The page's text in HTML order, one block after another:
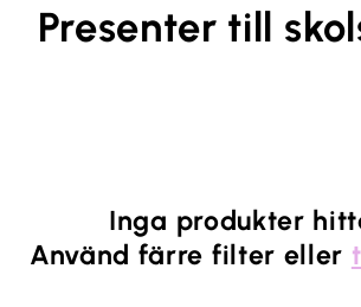
P
k
Presenter till
Inga produkter
Använd färre filter eller